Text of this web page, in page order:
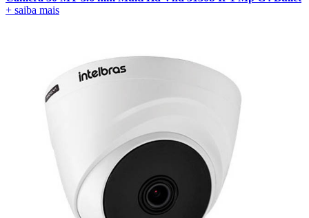
+ saiba mais